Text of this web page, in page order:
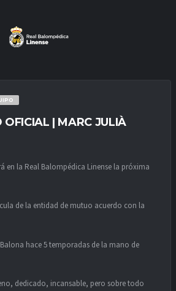
OFICIAL | MARC JULIÀ
en la Real Balompédica Linense la próxima
de la entidad de mutuo acuerdo con la
hace 5 temporadas de la mano de
dedicado, incansable, pero sobre todo